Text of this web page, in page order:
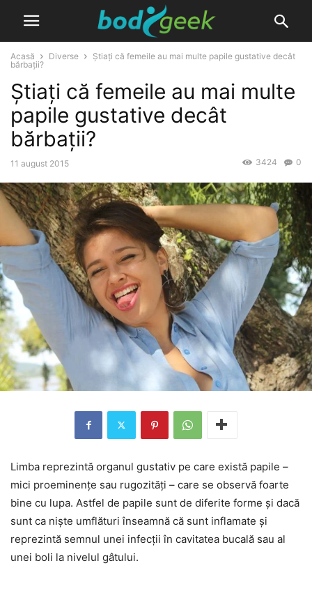
Acasă Diverse
Știați că femeile au mai multe papile gustative decât
bărbații?
Știați că femeile au mai multe
papile gustative decât
bărbații?
11 august 2015 0
3424
Limba reprezintă organul gustativ pe care există papile –
mici proeminențe sau rugozități – care se observă foarte
bine cu lupa. Astfel de papile sunt de diferite forme și dacă
sunt ca niște umflături înseamnă că sunt inflamate și
reprezintă semnul unei infecții în cavitatea bucală sau al
unei boli la nivelul gâtului.